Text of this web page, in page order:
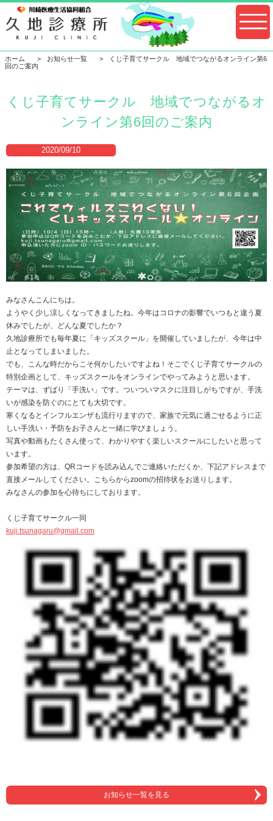
ホーム お知らせ一覧
くじ子育てサークル 地域でつながるオンライン第6
回のご案内
くじ子育てサークル 地域でつながるオ
ンライン第6回のご案内
2020/09/10
みなさんこんにちは。
ようやく少し涼しくなってきましたね。今年はコロナの影響でいつもと違う夏
休みでしたが、どんな夏でしたか？
久地診療所でも毎年夏に「キッズスクール」を開催していましたが、今年は中
止となってしまいました。
でも、こんな時だからこそ何かしたいですよね！そこでくじ子育てサークルの
特別企画として、キッズスクールをオンラインでやってみようと思います。
テーマは、ずばり「手洗い」です。ついついマスクに注目しがちですが、手洗
いが感染を防ぐのにとても大切です。
寒くなるとインフルエンザも流行りますので、家族で元気に過ごせるように正
しい手洗い・予防をお子さんと一緒に学びましょう。
写真や動画もたくさん使って、わかりやすく楽しいスクールにしたいと思って
います。
参加希望の方は、QRコードを読み込んでご連絡いただくか、下記アドレスまで
直接メールしてください。こちらからzoomの招待状をお送りします。
みなさんの参加を心待ちにしております。
くじ子育てサークル一同
kuji.tsunagaru@gmail.com
お知らせ一覧を見る